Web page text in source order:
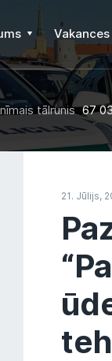
Vakances
tālrunis 67
21. Jūlijs,